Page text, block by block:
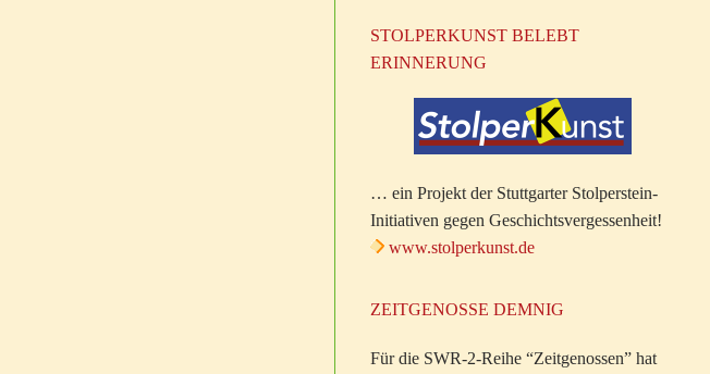
STOLPERKUNST BELEBT
ERINNERUNG
… ein Projekt der Stuttgarter Stolperstein-
Initiativen gegen Geschichtsvergessenheit!
www.stolperkunst.de
ZEITGENOSSE DEMNIG
Für die SWR-2-Reihe “Zeitgenossen” hat